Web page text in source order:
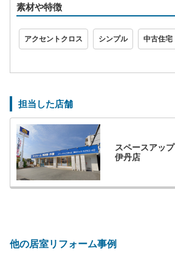
素材や特徴
アクセントクロス シンプル 中古住宅
担当した店舗
スペースアップ
伊丹店
他の居室リフォーム事例